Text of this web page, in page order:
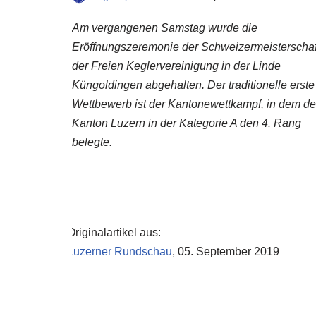
Am vergangenen Samstag wurde die
Eröffnungszeremonie der
der Freien Keglervereinigung in der Linde
Küngoldingen abgehalten. Der traditionelle erste
Wettbewerb ist der Kantonewettkampf, in dem
Kanton Luzern in der Kategorie A den 4. Rang
belegte.
Originalartikel aus:
Luzerner Rundschau, 05. September 2019